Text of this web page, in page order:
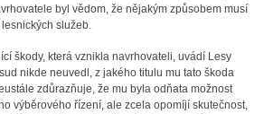
byl vědom, že nějakým způsobem musí
služeb.
škody, která vznikla navrhovateli, uvádí Lesy
nikde neuvedl, z jakého titulu mu tato škoda
zdůrazňuje, že mu byla odňata možnost
výběrového řízení, ale zcela opomíjí skutečnost,